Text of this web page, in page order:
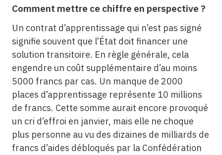
Comment mettre ce chiffre en perspective ?
Un contrat d’apprentissage qui n’est pas signé
signifie souvent que l’État doit financer une
solution transitoire. En règle générale, cela
engendre un coût supplémentaire d’au moins
5000 francs par cas. Un manque de 2000
places d’apprentissage représente 10 millions
de francs. Cette somme aurait encore provoqué
un cri d’effroi en janvier, mais elle ne choque
plus personne au vu des dizaines de milliards de
francs d’aides débloqués par la Confédération